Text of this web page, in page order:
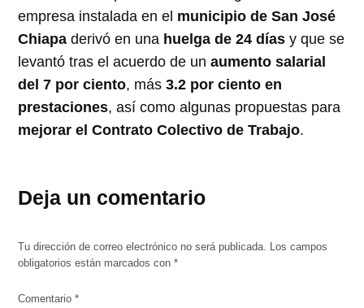
empresa instalada en el municipio de San José
Chiapa derivó en una huelga de 24 días y que se
levantó tras el acuerdo de unaumento salarial
del 7 por ciento, más3.2 por ciento en
prestaciones, así como algunas propuestas para
mejorar el Contrato Colectivo de Trabajo.
Deja un comentario
Tu dirección de correo electrónico no será publicada.
Los campos
obligatorios están marcados con*
Comentario*